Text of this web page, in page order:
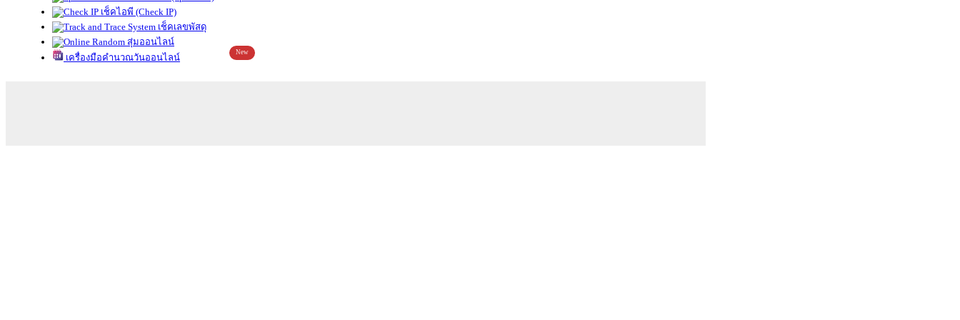
เช็คไอพี (Check IP)
เช็คเลขพัสดุ
สุ่มออนไลน์
เครื่องมือคำนวณวันออนไลน์
New